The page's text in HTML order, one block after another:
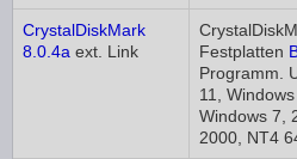
CrystalDiskMark
8.0.4a ext. Link
Festplatten
Programm.
11,
Windows 7,
2000, NT4